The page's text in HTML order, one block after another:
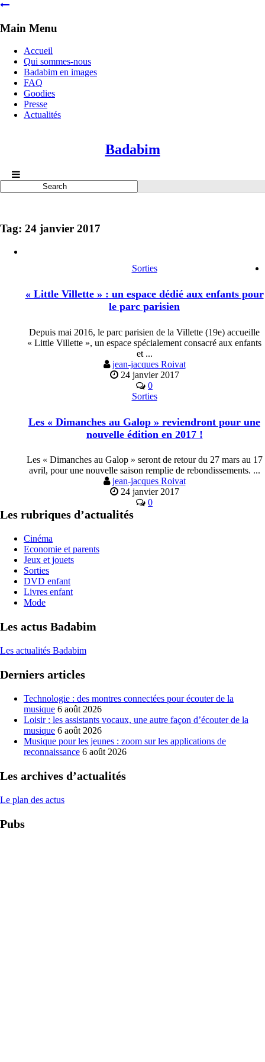
Main Menu
Accueil
Qui sommes-nous
Badabim en images
FAQ
Goodies
Presse
Actualités
Badabim
Tag: 24 janvier 2017
Sorties
« Little Villette » : un espace dédié aux enfants pour
le parc parisien
Depuis mai 2016, le parc parisien de la Villette (19e) accueille
« Little Villette », un espace spécialement consacré aux enfants
et ...
jean-jacques Roivat
24 janvier 2017
0
Sorties
Les « Dimanches au Galop » reviendront pour une
nouvelle édition en 2017 !
Les « Dimanches au Galop » seront de retour du 27 mars au 17
avril, pour une nouvelle saison remplie de rebondissements. ...
jean-jacques Roivat
24 janvier 2017
0
Les rubriques d’actualités
Cinéma
Economie et parents
Jeux et jouets
Sorties
DVD enfant
Livres enfant
Mode
Les actus Badabim
Les actualités Badabim
Derniers articles
Technologie : des montres connectées pour écouter de la
musique 6 août 2026
Loisir : les assistants vocaux, une autre façon d’écouter de la
musique 6 août 2026
Musique pour les jeunes : zoom sur les applications de
reconnaissance 6 août 2026
Les archives d’actualités
Le plan des actus
Pubs